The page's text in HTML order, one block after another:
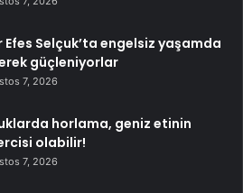
Efes Selçuk’ta engelsiz yaşamda
güçleniyorlar
7, 2026
horlama, geniz etinin
olabilir!
7, 2026